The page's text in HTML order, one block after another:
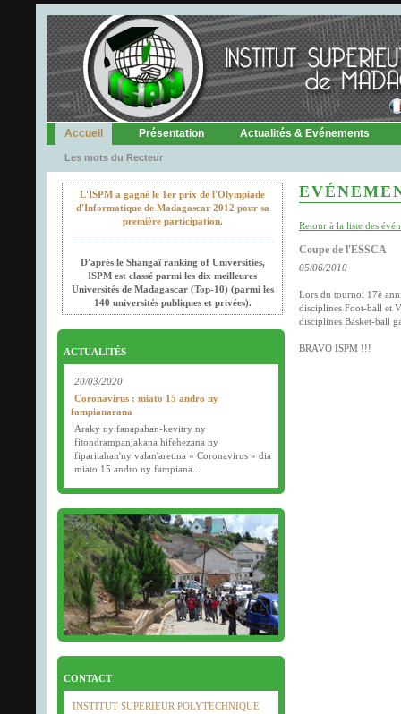
Accueil Présentation Actualités & Evénements
Les mots du Recteur
L'ISPM a gagné le 1er prix de l'Olympiade
d'Informatique de Madagascar 2012 pour sa
première participation.
D'après le Shangaï ranking of Universities,
ISPM est classé parmi les dix meilleures
Universités de Madagascar (Top-10) (parmi les
140 universités publiques et privées).
ACTUALITÉS
20/03/2020
Coronavirus : miato 15 andro ny
fampianarana
Araky ny fanapahan-kevitry ny
fitondrampanjakana hifehezana ny
fiparitahan'ny valan'aretina « Coronavirus » dia
miato 15 andro ny fampiana...
Examens semestriels
Début des examens semestriels (1ère, 2e et 3e
année) : jeudi 26 mars 2020.
Bonne fête de Pâques tout le monde !
CONTACT
INSTITUT SUPERIEUR POLYTECHNIQUE
Retour à la liste des
Coupe de l'ESSCA
05/06/2010
Lors du tournoi 17è
disciplines Foot-ball et
disciplines Basket-ball
BRAVO ISPM !!!